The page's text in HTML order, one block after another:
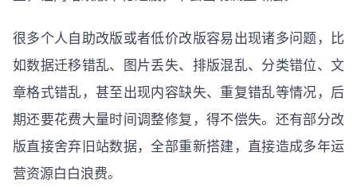
很多个人自助改版或者低价改版容易出现诸多问题，比
如数据迁移错乱、图片丢失、排版混乱、分类错位、文
章格式错乱，甚至出现内容缺失、重复错乱等情况，后
期还要花费大量时间调整修复，得不偿失。还有部分改
版直接舍弃旧站数据，全部重新搭建，直接造成多年运
营资源白白浪费。